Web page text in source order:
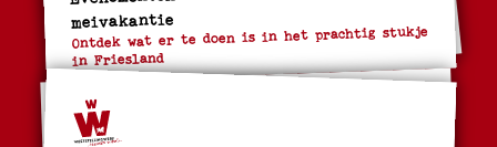
meivakantie
Ontdek wat er te doen is in het prachtig stukje
in Friesland